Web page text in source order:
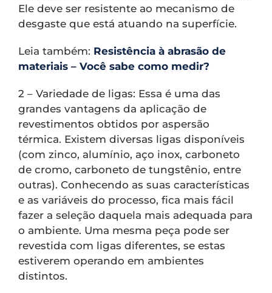
Ele deve ser resistente ao mecanismo de
desgaste que está atuando na superfície.
Leia também: Resistência à abrasão de
materiais – Você sabe como medir?
2 – Variedade de ligas: Essa é uma das
grandes vantagens da aplicação de
revestimentos obtidos por aspersão
térmica. Existem diversas ligas disponíveis
(com zinco, alumínio, aço inox, carboneto
de cromo, carboneto de tungstênio, entre
outras). Conhecendo as suas características
e as variáveis do processo, fica mais fácil
fazer a seleção daquela mais adequada para
o ambiente. Uma mesma peça pode ser
revestida com ligas diferentes, se estas
estiverem operando em ambientes
distintos.